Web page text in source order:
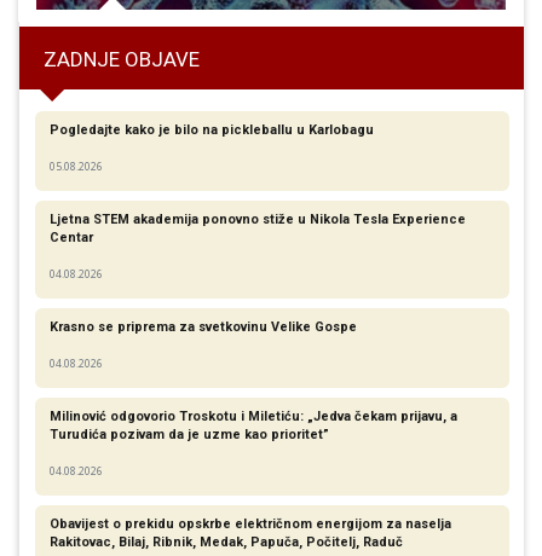
ZADNJE OBJAVE
Pogledajte kako je bilo na pickleballu u Karlobagu
05.08.2026
Ljetna STEM akademija ponovno stiže u Nikola Tesla Experience
Centar
04.08.2026
Krasno se priprema za svetkovinu Velike Gospe
04.08.2026
Milinović odgovorio Troskotu i Miletiću: „Jedva čekam prijavu, a
Turudića pozivam da je uzme kao prioritet”
04.08.2026
Obavijest o prekidu opskrbe električnom energijom za naselja
Rakitovac, Bilaj, Ribnik, Medak, Papuča, Počitelj, Raduč